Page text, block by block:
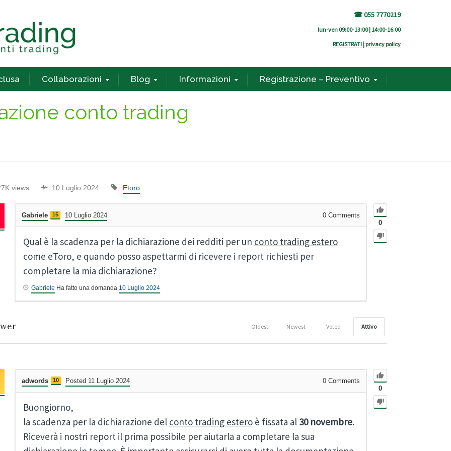
☎ 055 7770219
lun-ven 09:00-13:00 | 14:00-16:00
REGISTRATI | privacy policy
Collaborazioni Blog Informazioni Registrazione – Preventivo
conto trading
views 10 Luglio 2024 Etoro
0
Gabriele 15 10 Luglio 2024 0 Comments
Qual è la scadenza per la dichiarazione dei redditi per un conto trading estero
come eToro, e quando posso aspettarmi di ricevere i report richiesti per
completare la mia dichiarazione?
Gabriele Ha fatto una domanda 10 Luglio 2024
Attivo
Voted
Newest
Oldest
0
adwords 10 Posted 11 Luglio 2024 0 Comments
Buongiorno,
la scadenza per la dichiarazione del conto trading estero è fissata al 30 novembre.
Riceverà i nostri report il prima possibile per aiutarla a completare la sua